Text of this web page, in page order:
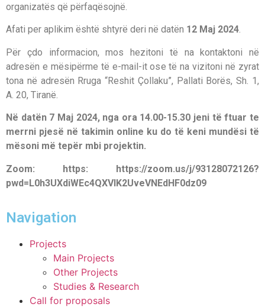
organizatës që përfaqësojnë.
Afati per aplikim është shtyrë deri në datën 12 Maj 2024.
Për çdo informacion, mos hezitoni të na kontaktoni në
adresën e mësipërme të e-mail-it ose të na vizitoni në zyrat
tona në adresën Rruga “Reshit Çollaku”, Pallati Borës, Sh. 1,
A. 20, Tiranë.
Në datën 7 Maj 2024, nga ora 14.00-15.30 jeni të ftuar te
merrni pjesë në takimin online ku do të keni mundësi të
mësoni më tepër mbi projektin.
Zoom: https: https://zoom.us/j/93128072126?
pwd=L0h3UXdiWEc4QXVIK2UveVNEdHF0dz09
Navigation
Projects
Main Projects
Other Projects
Studies & Research
Call for proposals